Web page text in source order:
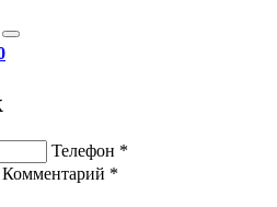
Телефон *
Комментарий *